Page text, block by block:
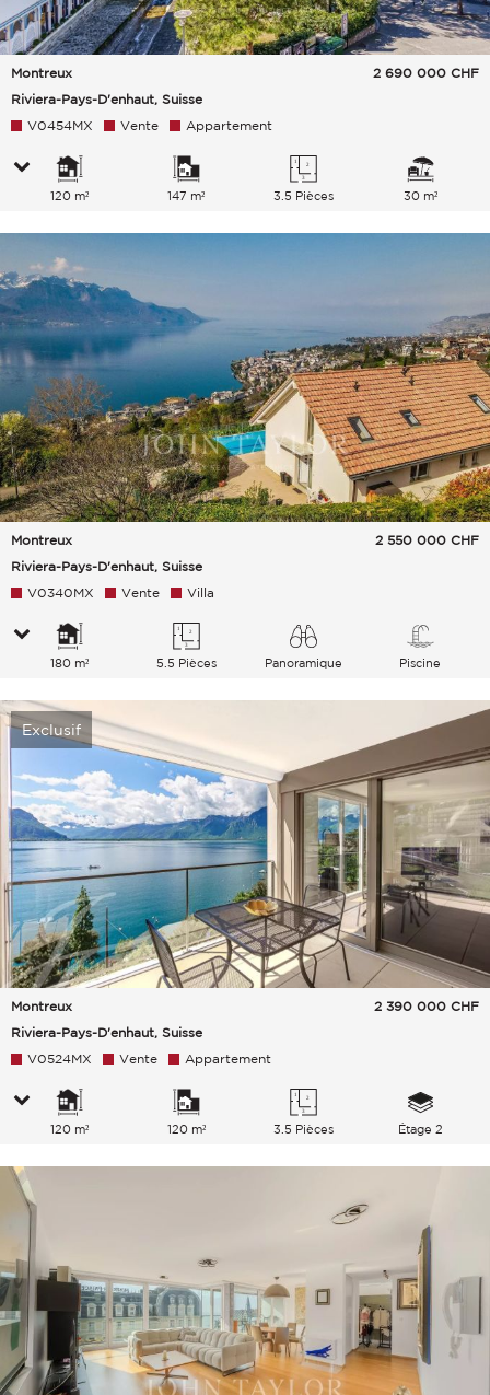
Montreux
Riviera-Pays-D'enhaut, Suisse
2 690 000 CHF
V0454MX Vente Appartement
120 m² 147 m² 3.5 Pièces 30 m²
Montreux
Riviera-Pays-D'enhaut, Suisse
2 550 000 CHF
V0340MX Vente Villa
180 m² 5.5 Pièces
Panoramique
Piscine
Exclusif
Montreux
Riviera-Pays-D'enhaut, Suisse
2 390 000 CHF
V0524MX Vente Appartement
120 m² 120 m² 3.5 Pièces Étage 2